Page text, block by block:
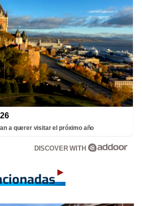
a querer visitar el próximo año
DISCOVER WITH